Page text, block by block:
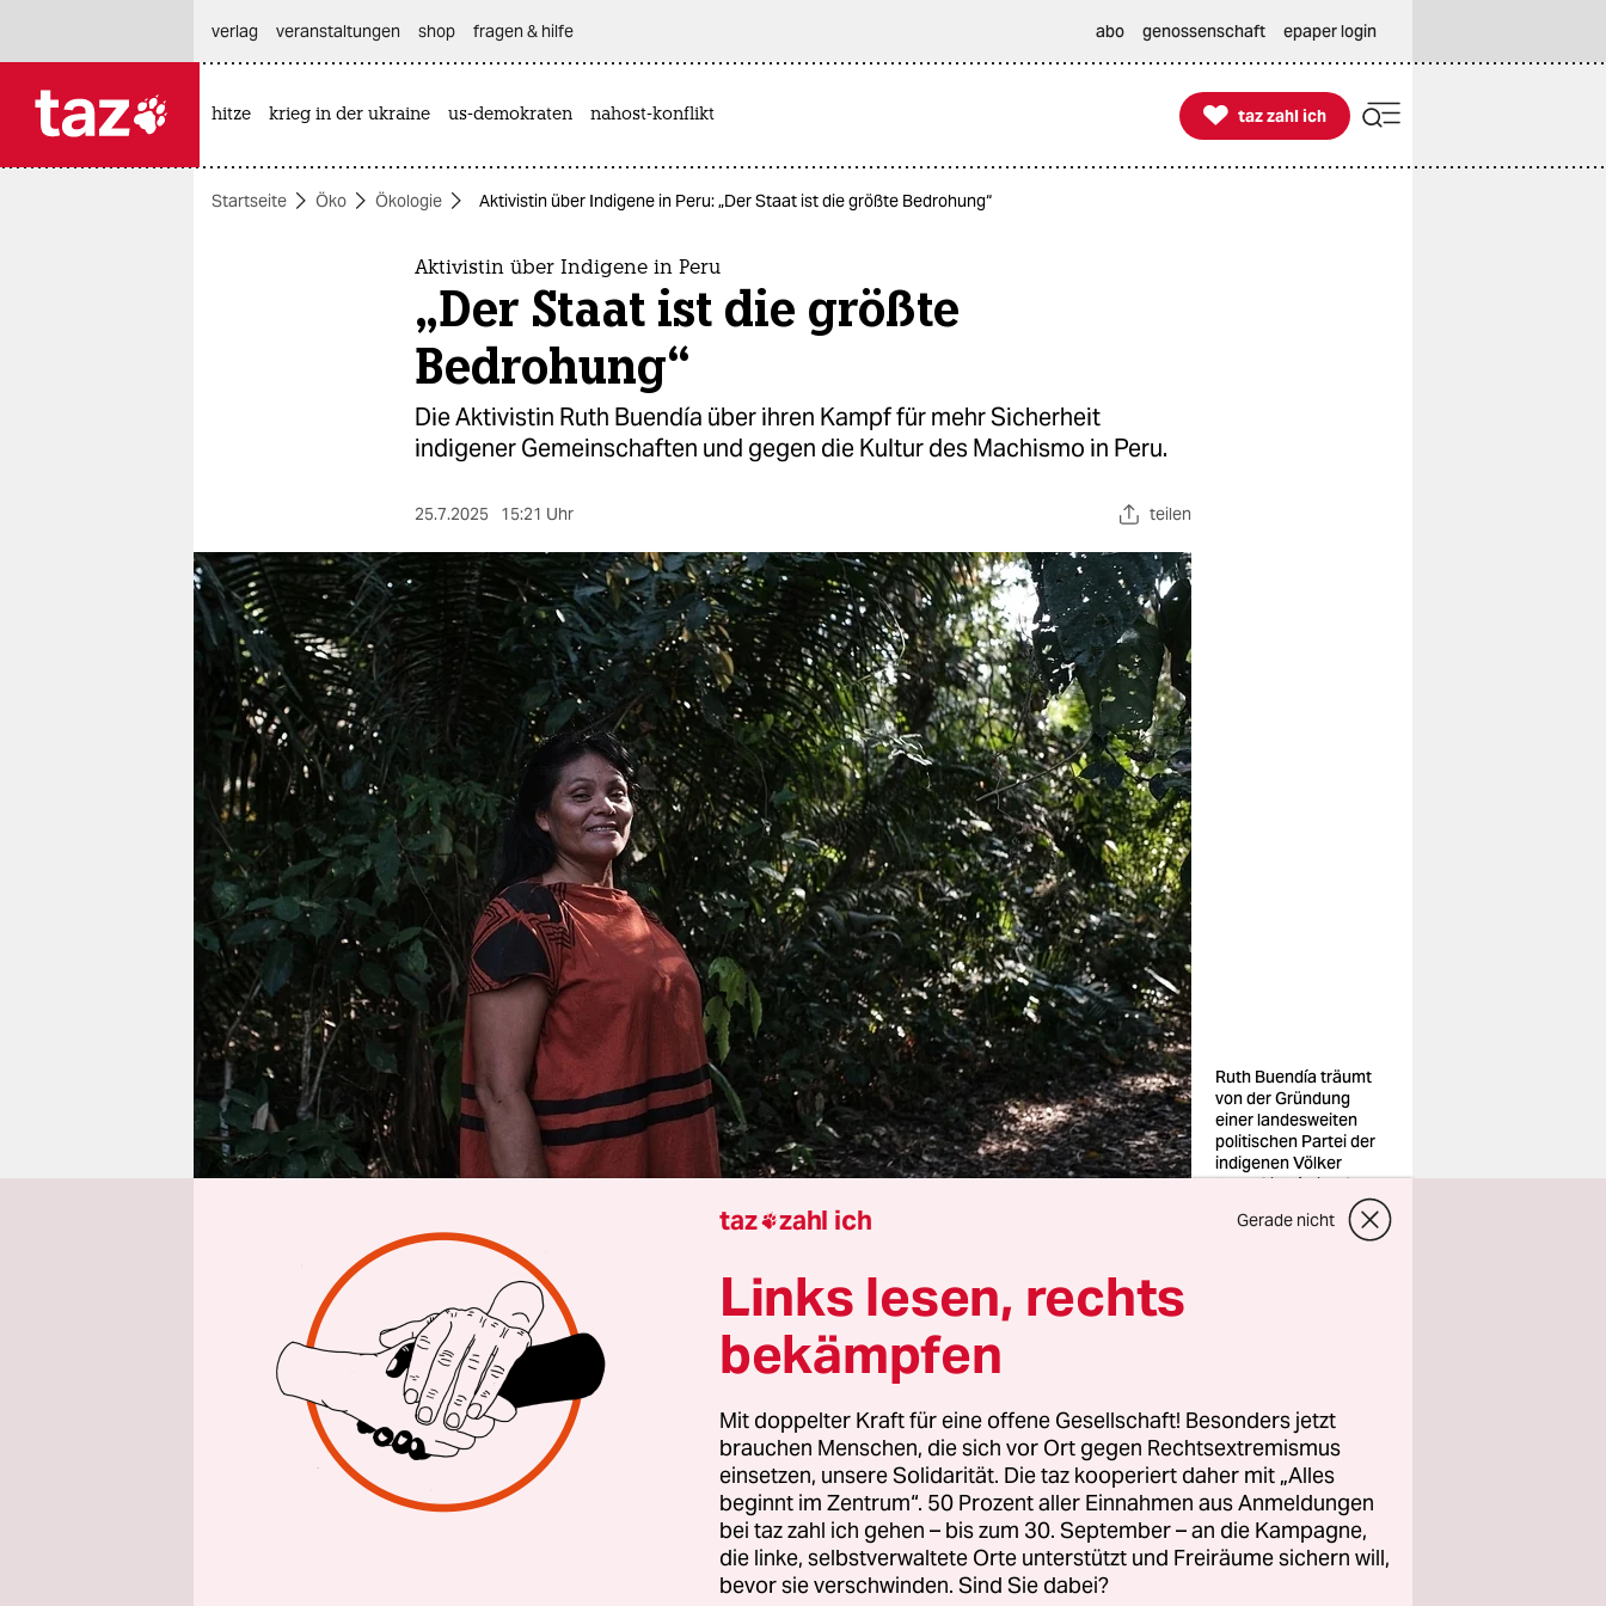
themen
nord
wahrheit
verlag
verlag
veranstaltungen
shop
fragen & hilfe
unterstützen
abo
genossenschaft
epaper login
verlag
veranstaltungen shop fragen & hilfe abo genossenschaft epaper login
hitze krieg in der ukraine us-demokraten nahost-konflikt 
taz zahl ich
taz zahl ich
Startseite Öko Ökologie Aktivistin über Indigene in Peru: „Der Staat ist die größte Bedrohung“
Aktivistin über Indigene in Peru
„Der Staat ist die größte
Bedrohung“
Die Aktivistin Ruth Buendía über ihren Kampf für mehr Sicherheit
indigener Gemeinschaften und gegen die Kultur des Machismo in Peru.
25.7.2025 15:21 Uhr teilen
Ruth Buendía träumt
von der Gründung
einer landesweiten
politischen Partei der
indigenen Völker
Foto: OjoPúblico /
Interview vonAramís Castro
taz|taz: Frau Buendí
a, vor zehn Jahren haben Sie den
renommierten Goldman-Umweltpreis erhalten. Was hat sich
seitdem in Peru verändert?
Ruth Buendía:
Wir sehen weiterhin massive Verletzungen der Rechte
indigener Völker in der zentral gelegenen Selva-Region und im
Amazonasgebiet. Der peruanische Staat lehnt vorherige
(bei extraktiven Projekten, Anm. d. Autors) ab. Er hat
taz zahl ich Gerade nicht
Links lesen, rechts
bekämpfen
Mit doppelter Kraft für eine offene Gesellschaft! Besonders jetzt
brauchen Menschen, die sich vor Ort gegen Rechtsextremismus
einsetzen, unsere Solidarität. Die taz kooperiert daher mit „Alles
beginnt im Zentrum“. 50 Prozent aller Einnahmen aus Anmeldungen
bei taz zahl ich gehen – bis zum 30. September – an die Kampagne,
die linke, selbstverwaltete Orte unterstützt und Freiräume sichern will,
bevor sie verschwinden. Sind Sie dabei?